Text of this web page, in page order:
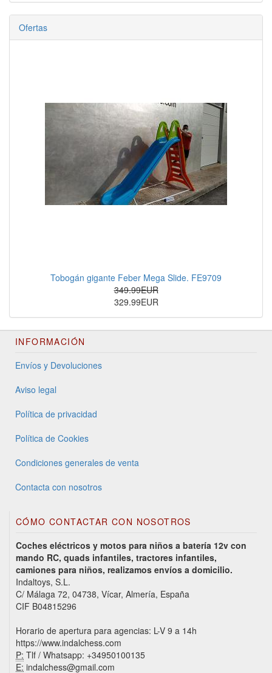
Ofertas
Tobogán gigante Feber Mega Slide. FE9709
349.99EUR
329.99EUR
INFORMACIÓN
Envíos y Devoluciones
Aviso legal
Política de privacidad
Política de Cookies
Condiciones generales de venta
Contacta con nosotros
CÓMO CONTACTAR CON NOSOTROS
Coches eléctricos y motos para niños a batería 12v con
mando RC, quads infantiles, tractores infantiles,
camiones para niños, realizamos envíos a domicilio.
Indaltoys, S.L.
C/ Málaga 72, 04738, Vícar, Almería, España
CIF B04815296
Horario de apertura para agencias: L-V 9 a 14h
https://www.indalchess.com
P: Tlf / Whatsapp: +34950100135
E: indalchess@gmail.com